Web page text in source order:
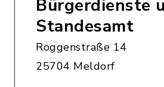
Bürgerdienste
Standesamt
Roggenstraße 14
25704 Meldorf